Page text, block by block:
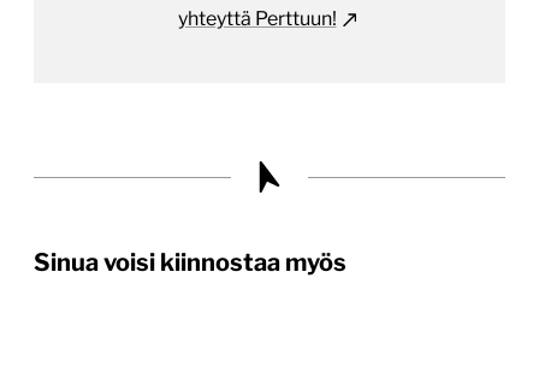
yhteyttä Perttuun!
Sinua voisi kiinnostaa myös